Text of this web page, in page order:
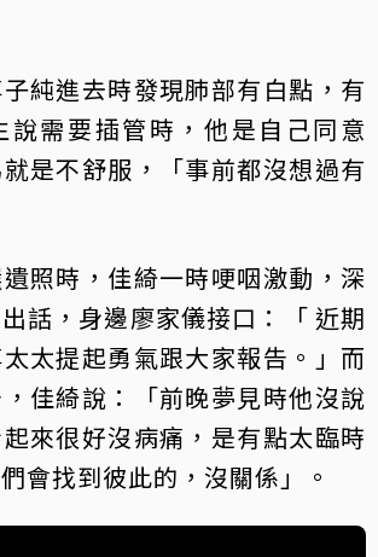
純進去時發現肺部有白點，有
說需要插管時，他是自己同意
是不舒服，「事前都沒想過有
照時，佳綺一時哽咽激動，深
話，身邊廖家儀接口：「 近期
太提起勇氣跟大家報告。」而
佳綺說：「前晚夢見時他沒說
來很好沒病痛，是有點太臨時
會找到彼此的，沒關係」。